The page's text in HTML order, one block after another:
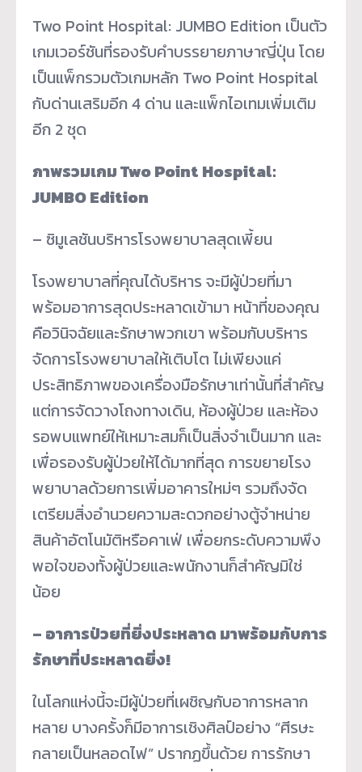
Two Point Hospital: JUMBO Edition เป็นตัว
เกมเวอร์ชันที่รองรับคำบรรยายภาษาญี่ปุ่น โดย
เป็นแพ็กรวมตัวเกมหลัก Two Point Hospital
กับด่านเสริมอีก 4 ด่าน และแพ็กไอเทมเพิ่มเติม
อีก 2 ชุด
ภาพรวมเกม Two Point Hospital:
JUMBO Edition
– ซิมูเลชันบริหารโรงพยาบาลสุดเพี้ยน
โรงพยาบาลที่คุณได้บริหาร จะมีผู้ป่วยที่มา
พร้อมอาการสุดประหลาดเข้ามา หน้าที่ของคุณ
คือวินิจฉัยและรักษาพวกเขา พร้อมกับบริหาร
จัดการโรงพยาบาลให้เติบโต ไม่เพียงแค่
ประสิทธิภาพของเครื่องมือรักษาเท่านั้นที่สำคัญ
แต่การจัดวางโถงทางเดิน, ห้องผู้ป่วย และห้อง
รอพบแพทย์ให้เหมาะสมก็เป็นสิ่งจำเป็นมาก และ
เพื่อรองรับผู้ป่วยให้ได้มากที่สุด การขยายโรง
พยาบาลด้วยการเพิ่มอาคารใหม่ๆ รวมถึงจัด
เตรียมสิ่งอำนวยความสะดวกอย่างตู้จำหน่าย
สินค้าอัตโนมัติหรือคาเฟ่ เพื่อยกระดับความพึง
พอใจของทั้งผู้ป่วยและพนักงานก็สำคัญมิใช่
น้อย
– อาการป่วยที่ยิ่งประหลาด มาพร้อมกับการ
รักษาที่ประหลาดยิ่ง!
ในโลกแห่งนี้จะมีผู้ป่วยที่เผชิญกับอาการหลาก
หลาย บางครั้งก็มีอาการเชิงศิลป์อย่าง “ศีรษะ
กลายเป็นหลอดไฟ” ปรากฏขึ้นด้วย การรักษา